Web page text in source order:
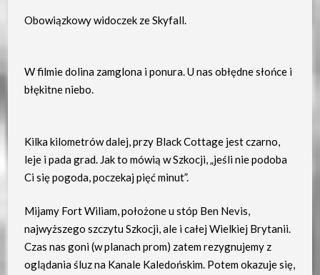
Obowiązkowy widoczek ze Skyfall.
W filmie dolina zamglona i ponura. U nas obłędne słońce i
błękitne niebo.
Kilka kilometrów dalej, przy Black Cottage jest czarno,
leje i pada grad. Jak to mówią w Szkocji, „jeśli nie podoba
Ci się pogoda, poczekaj pięć minut”.
Mijamy Fort Wiliam, położone u stóp Ben Nevis,
najwyższego szczytu Szkocji, ale i całej Wielkiej Brytanii.
Czas nas goni (w planach prom) zatem rezygnujemy z
oglądania śluz na Kanale Kaledońskim. Potem okazuje się,